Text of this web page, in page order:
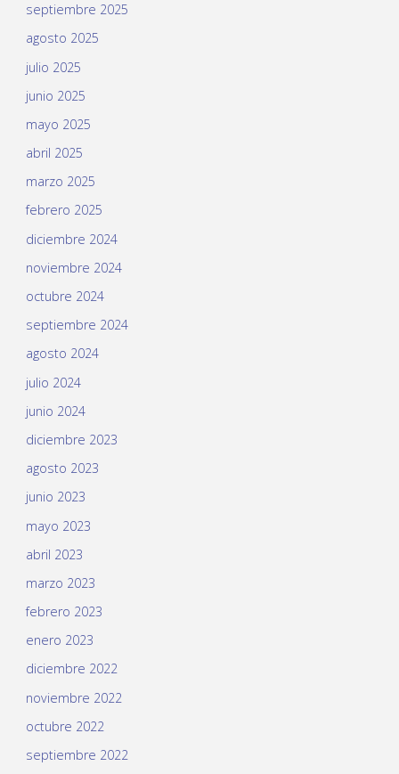
septiembre 2025
agosto 2025
julio 2025
junio 2025
mayo 2025
abril 2025
marzo 2025
febrero 2025
diciembre 2024
noviembre 2024
octubre 2024
septiembre 2024
agosto 2024
julio 2024
junio 2024
diciembre 2023
agosto 2023
junio 2023
mayo 2023
abril 2023
marzo 2023
febrero 2023
enero 2023
diciembre 2022
noviembre 2022
octubre 2022
septiembre 2022